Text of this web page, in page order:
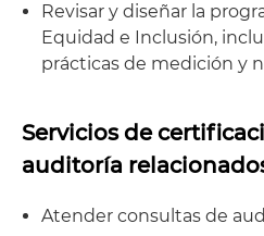
Revisar y diseñar la
Equidad e Inclusión,
prácticas de medición y
Servicios de
auditoría
Atender consultas de